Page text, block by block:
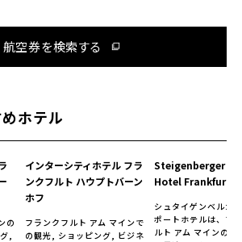
航空券を検索する
ホテル
の
,
インターシティホテル フラ
ンクフルト ハウプトバーン
ホフ
フランクフルト アム マインで
の観光, ショッピング, ビジネ
Steigenberger
Hotel Frankfurt
シュタイゲンベルガ
ポートホテルは、フ
ルト アム マインの観